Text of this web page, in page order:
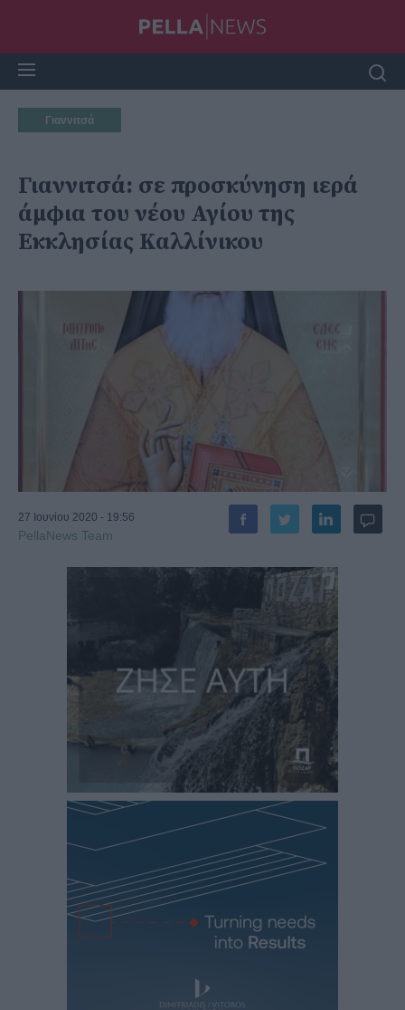
Γιαννιτσά
Γιαννιτσά: σε προσκύνηση ιερά
άμφια του νέου Αγίου της
Εκκλησίας Καλλίνικου
27 Ιουνίου 2020 - 19:56
PellaNews Team